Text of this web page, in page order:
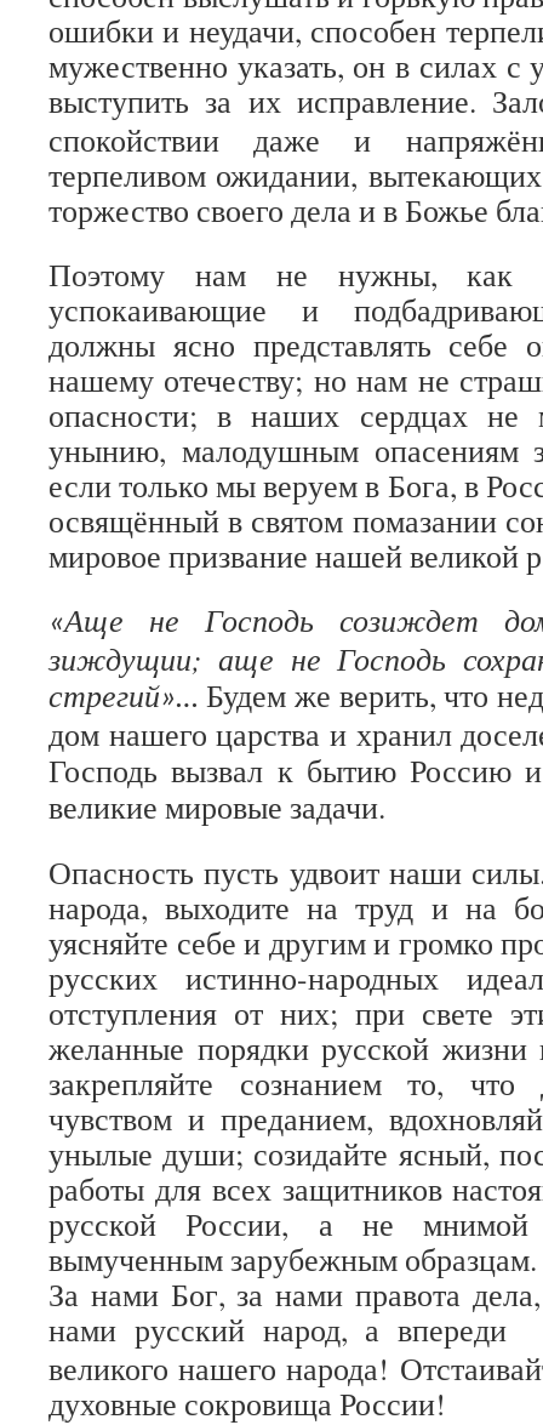
ошибки и неудачи, способен
мужественно указать, он в силах с
выступить за их исправление.
спокойствии даже и
терпеливом ожидании,
торжество своего дела и в Божье
Поэтому нам не нужны, как
успокаивающие и
должны ясно представлять себе
нашему отечеству; но нам не
опасности; в наших сердцах не
унынию, малодушным опасениям
если только мы веруем в Бога, в
освящённый в святом помазании
мировое призвание нашей великой
«Аще не Господь созиждет
зиждущии; аще не Господь
стрегий»… Будем же верить, что
дом нашего царства и хранил
Господь вызвал к бытию Россию
великие мировые задачи.
Опасность пусть удвоит наши
народа, выходите на труд и на
уясняйте себе и другим и громко
русских истинно-народных
отступления от них; при свете
желанные порядки русской жизни
закрепляйте сознанием то,
чувством и преданием,
унылые души; созидайте ясный,
работы для всех защитников
русской России, а не
вымученным зарубежным образцам.
За нами Бог, за нами правота
нами русский народ, а впереди
великого нашего народа!
духовные сокровища России!